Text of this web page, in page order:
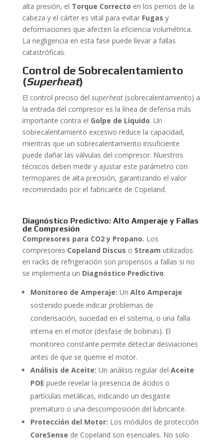
alta presión, el Torque Correcto en los pernos de la
cabeza y el cárter es vital para evitar Fugas y
deformaciones que afecten la eficiencia volumétrica.
La negligencia en esta fase puede llevar a fallas
catastróficas.
Control de Sobrecalentamiento
(Superheat)
El control preciso del superheat(sobrecalentamiento) a
la entrada del compresor es la línea de defensa más
importante contra el Golpe de Líquido. Un
sobrecalentamiento excesivo reduce la capacidad,
mientras que un sobrecalentamiento insuficiente
puede dañar las válvulas del compresor. Nuestros
técnicos deben medir y ajustar este parámetro con
termopares de alta precisión, garantizando el valor
recomendado por el fabricante de Copeland.
Diagnóstico Predictivo: Alto Amperaje y Fallas
de Compresión
Compresores para CO2 y Propano. Los
compresores Copeland Discus o Stream utilizados
en racks de refrigeración son propensos a fallas si no
se implementa un Diagnóstico Predictivo.
Monitoreo de Amperaje: Un Alto Amperaje
sostenido puede indicar problemas de
condensación, suciedad en el sistema, o una falla
interna en el motor (desfase de bobinas). El
monitoreo constante permite detectar desviaciones
antes de que se queme el motor.
Análisis de Aceite: Un análisis regular del Aceite
POE puede revelar la presencia de ácidos o
partículas metálicas, indicando un desgaste
prematuro o una descomposición del lubricante.
Protección del Motor: Los módulos de protección
CoreSense de Copeland son esenciales. No solo